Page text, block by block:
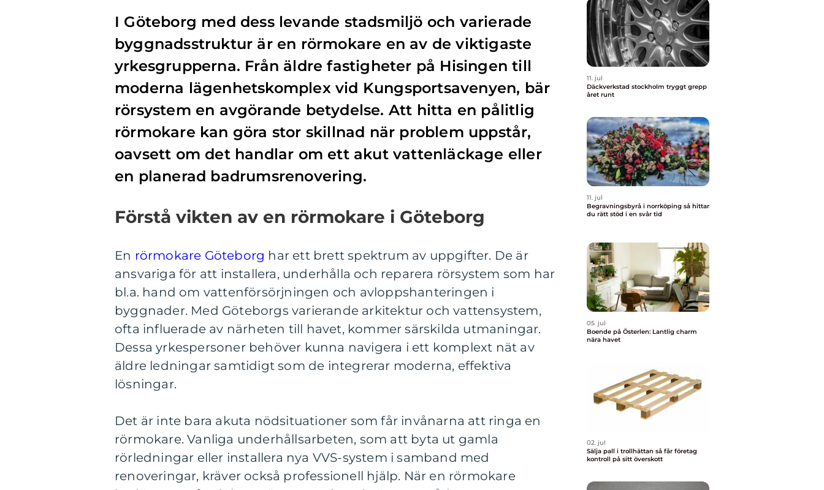
I Göteborg med dess levande stadsmiljö och varierade
byggnadsstruktur är en rörmokare en av de viktigaste
yrkesgrupperna. Från äldre fastigheter på Hisingen till
moderna lägenhetskomplex vid Kungsportsavenyen, bär
rörsystem en avgörande betydelse. Att hitta en pålitlig
rörmokare kan göra stor skillnad när problem uppstår,
oavsett om det handlar om ett akut vattenläckage eller
en planerad badrumsrenovering.
Förstå vikten av en rörmokare i Göteborg
En rörmokare Göteborg har ett brett spektrum av uppgifter. De är
ansvariga för att installera, underhålla och reparera rörsystem som har
bl.a. hand om vattenförsörjningen och avloppshanteringen i
byggnader. Med Göteborgs varierande arkitektur och vattensystem,
ofta influerade av närheten till havet, kommer särskilda utmaningar.
Dessa yrkespersoner behöver kunna navigera i ett komplext nät av
äldre ledningar samtidigt som de integrerar moderna, effektiva
lösningar.
Det är inte bara akuta nödsituationer som får invånarna att ringa en
rörmokare. Vanliga underhållsarbeten, som att byta ut gamla
rörledningar eller installera nya VVS-system i samband med
renoveringar, kräver också professionell hjälp. När en rörmokare
11. jul
Däckverkstad stockholm tryggt grepp
året runt
11. jul
Begravningsbyrå i norrköping så hittar
du rätt stöd i en svår tid
05. jul
Boende på Österlen: Lantlig charm
nära havet
02. jul
Sälja pall i trollhättan så får företag
kontroll på sitt överskott